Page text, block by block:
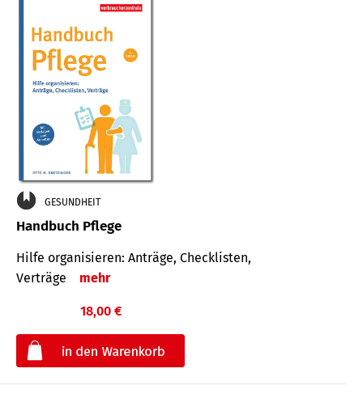
GESUNDHEIT
Handbuch Pflege
Hilfe organisieren: Anträge, Checklisten,
Verträge
mehr
18,00 €